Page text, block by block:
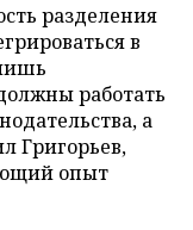
разделения
в
работать
а
Григорьев,
опыт